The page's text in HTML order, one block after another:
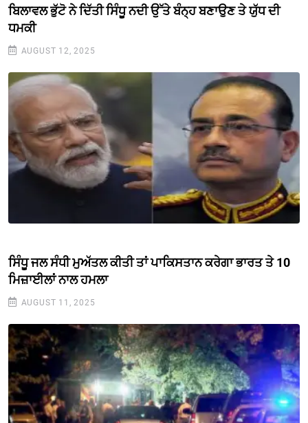
ਬਿਲਾਵਲ ਭੁੱਟੋ ਨੇ ਦਿੱਤੀ ਸਿੰਧੂ ਨਦੀ ਉੱਤੇ ਬੰਨ੍ਹ ਬਣਾਉਣ ਤੇ ਯੁੱਧ ਦੀ
ਧਮਕੀ
AUGUST 12, 2025
ਸਿੰਧੂ ਜਲ ਸੰਧੀ ਮੁਅੱਤਲ ਕੀਤੀ ਤਾਂ ਪਾਕਿਸਤਾਨ ਕਰੇਗਾ ਭਾਰਤ ਤੇ 10
ਮਿਜ਼ਾਈਲਾਂ ਨਾਲ ਹਮਲਾ
AUGUST 11, 2025